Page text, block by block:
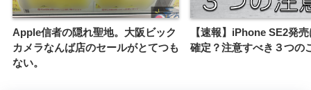
Apple信者の隠れ聖地。大阪ビック
カメラなんば店のセールがとてつも
ない。
【速報】iPhone SE2発
確定？注意すべき３つの